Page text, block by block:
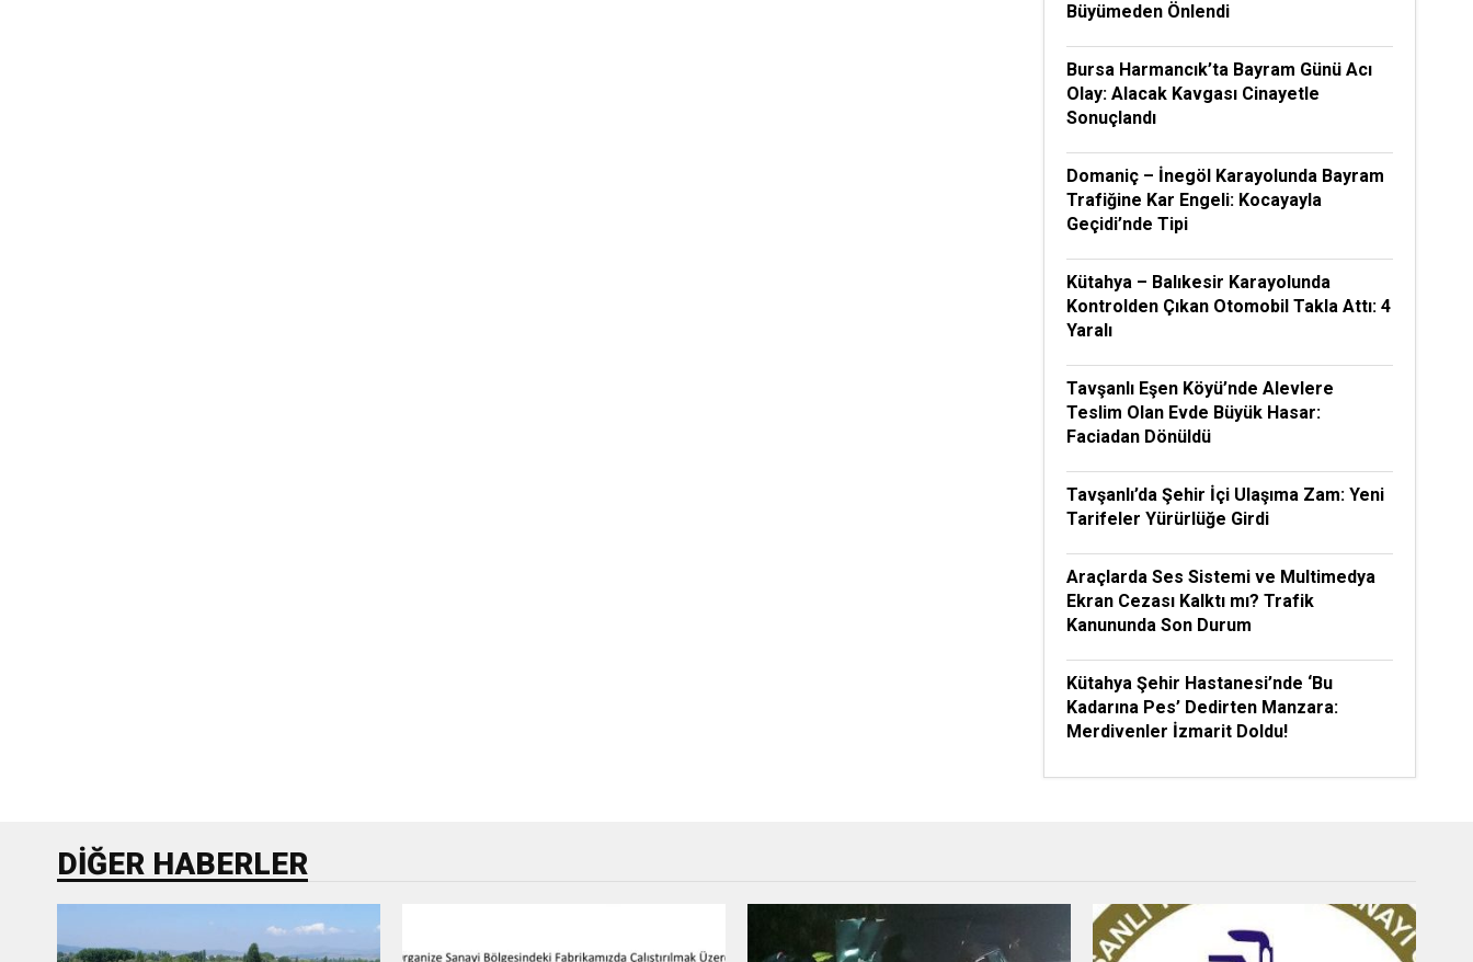
Büyümeden Önlendi
Bursa Harmancık’ta Bayram Günü Acı
Olay: Alacak Kavgası Cinayetle
Sonuçlandı
Domaniç – İnegöl Karayolunda Bayram
Trafiğine Kar Engeli: Kocayayla
Geçidi’nde Tipi
Kütahya – Balıkesir Karayolunda
Kontrolden Çıkan Otomobil Takla Attı: 4
Yaralı
Tavşanlı Eşen Köyü’nde Alevlere
Teslim Olan Evde Büyük Hasar:
Faciadan Dönüldü
Tavşanlı’da Şehir İçi Ulaşıma Zam: Yeni
Tarifeler Yürürlüğe Girdi
Araçlarda Ses Sistemi ve Multimedya
Ekran Cezası Kalktı mı? Trafik
Kanununda Son Durum
Kütahya Şehir Hastanesi’nde ‘Bu
Kadarına Pes’ Dedirten Manzara:
Merdivenler İzmarit Doldu!
DIĞER HABERLER